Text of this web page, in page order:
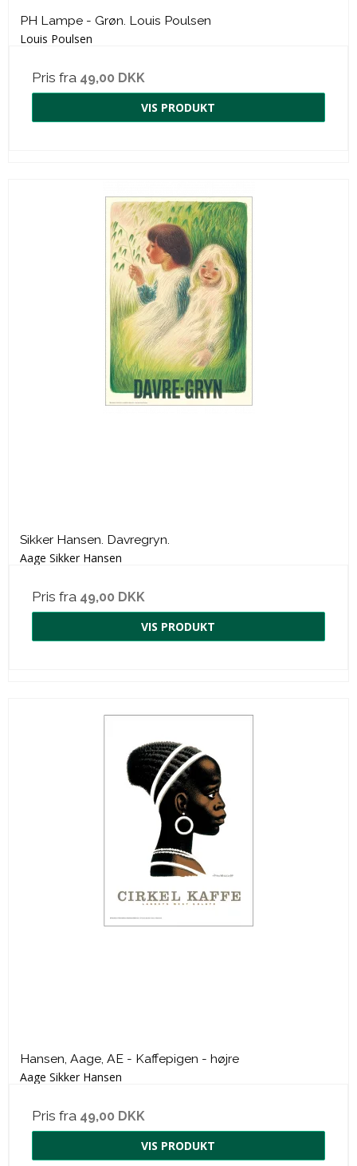
PH Lampe - Grøn. Louis Poulsen
Louis Poulsen
Pris fra 49,00 DKK
VIS PRODUKT
Sikker Hansen. Davregryn.
Aage Sikker Hansen
Pris fra 49,00 DKK
VIS PRODUKT
Hansen, Aage, AE - Kaffepigen - højre
Aage Sikker Hansen
Pris fra 49,00 DKK
VIS PRODUKT